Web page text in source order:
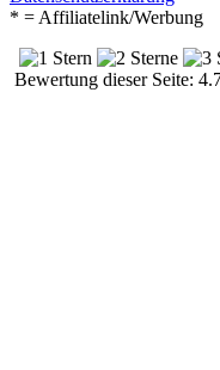
* = Affiliatelink/Werbung
Bewertung dieser Seite: